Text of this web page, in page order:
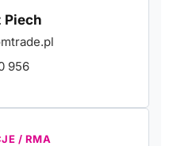
Piech
956
/ RMA